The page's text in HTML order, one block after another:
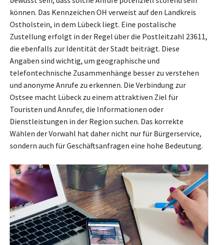
können. Das Kennzeichen OH verweist auf den Landkreis
Ostholstein, in dem Lübeck liegt. Eine postalische
Zustellung erfolgt in der Regel über die Postleitzahl 23611,
die ebenfalls zur Identität der Stadt beiträgt. Diese
Angaben sind wichtig, um geographische und
telefontechnische Zusammenhänge besser zu verstehen
und anonyme Anrufe zu erkennen. Die Verbindung zur
Ostsee macht Lübeck zu einem attraktiven Ziel für
Touristen und Anrufer, die Informationen oder
Dienstleistungen in der Region suchen. Das korrekte
Wählen der Vorwahl hat daher nicht nur für Bürgerservice,
sondern auch für Geschäftsanfragen eine hohe Bedeutung.